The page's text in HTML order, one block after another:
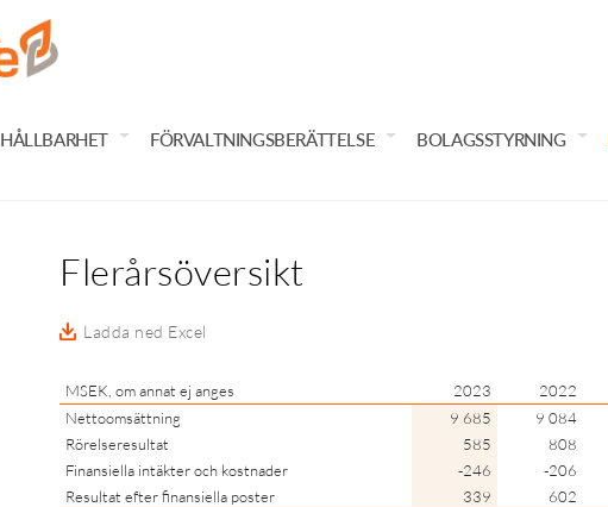
HÅLLBARHET FÖRVALTNINGSBERÄTTELSE BOLAGSSTYRNING
Flerårsöversikt
Ladda ned Excel
MSEK, om annat ej anges 2023 2022
Nettoomsättning
9 685 9 084
Rörelseresultat
585 808
Finansiella intäkter och kostnader
-246 -206
Resultat efter finansiella poster
339 602